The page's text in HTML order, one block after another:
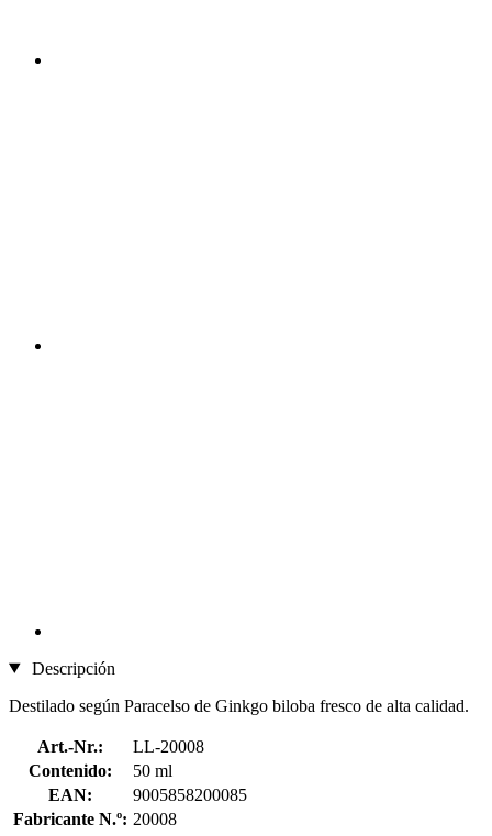
Descripción
Destilado según Paracelso de Ginkgo biloba fresco de alta calidad.
Art.-Nr.:
LL-20008
Contenido:
50 ml
EAN:
9005858200085
Fabricante N.º: 20008